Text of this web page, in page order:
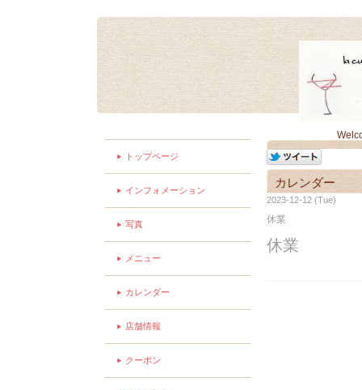
カレンダー
2023-12-12 (Tue)
休業
休業
トップページ
インフォメーション
写真
メニュー
カレンダー
店舗情報
クーポン